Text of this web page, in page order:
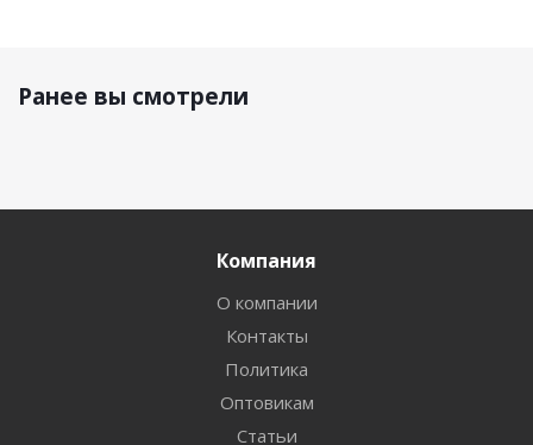
Ранее вы смотрели
Компания
О компании
Контакты
Политика
Оптовикам
Статьи